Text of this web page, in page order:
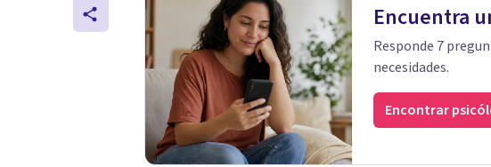
Encuentra
Responde 7
necesidades.
Encontrar